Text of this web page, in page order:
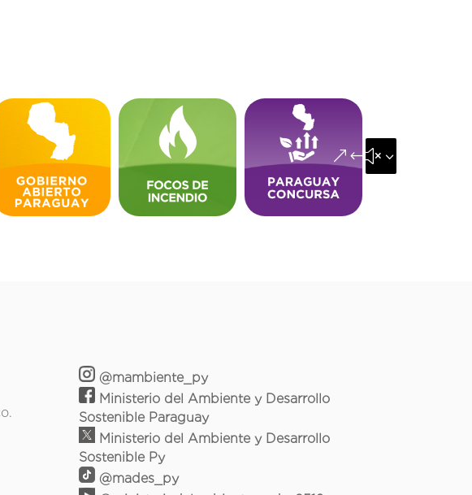
&#x35;
@mambiente_py
Ministerio del Ambiente y Desarrollo
Sostenible Paraguay
Ministerio del Ambiente y Desarrollo
Sostenible Py
@mades_py